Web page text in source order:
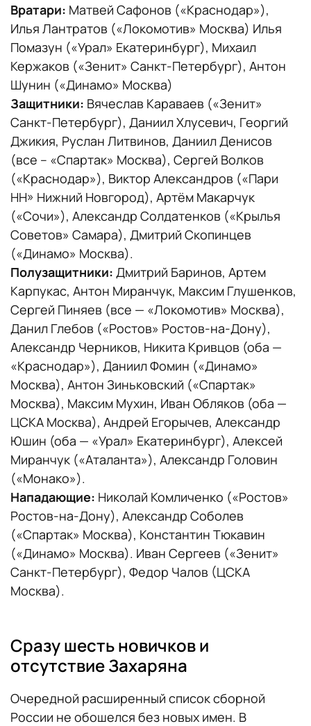
Вратари: Матвей Сафонов («Краснодар»),
Илья Лантратов («Локомотив» Москва) Илья
Помазун («Урал» Екатеринбург), Михаил
Кержаков («Зенит» Санкт-Петербург), Антон
Шунин («Динамо» Москва)
Защитники: Вячеслав Караваев («Зенит»
Санкт-Петербург), Даниил Хлусевич, Георгий
Джикия, Руслан Литвинов, Даниил Денисов
(все – «Спартак» Москва), Сергей Волков
(«Краснодар»), Виктор Александров («Пари
НН» Нижний Новгород), Артём Макарчук
(«Сочи»), Александр Солдатенков («Крылья
Советов» Самара), Дмитрий Скопинцев
(«Динамо» Москва).
Полузащитники: Дмитрий Баринов, Артем
Карпукас, Антон Миранчук, Максим Глушенков,
Сергей Пиняев (все — «Локомотив» Москва),
Данил Глебов («Ростов» Ростов-на-Дону),
Александр Черников, Никита Кривцов (оба —
«Краснодар»), Даниил Фомин («Динамо»
Москва), Антон Зиньковский («Спартак»
Москва), Максим Мухин, Иван Обляков (оба —
ЦСКА Москва), Андрей Егорычев, Александр
Юшин (оба — «Урал» Екатеринбург), Алексей
Миранчук («Аталанта»), Александр Головин
(«Монако»).
Нападающие: Николай Комличенко («Ростов»
Ростов-на-Дону), Александр Соболев
(«Спартак» Москва), Константин Тюкавин
(«Динамо» Москва). Иван Сергеев («Зенит»
Санкт-Петербург), Федор Чалов (ЦСКА
Москва).
Сразу шесть новичков и
отсутствие Захаряна
Очередной расширенный список сборной
России не обошелся без новых имен. В